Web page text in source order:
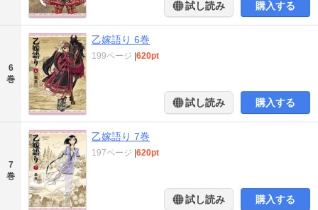
試し読み 購入する
6
巻
乙嫁語り 6巻
199ページ 620pt
試し読み 購入する
7
巻
乙嫁語り 7巻
197ページ 620pt
試し読み 購入する